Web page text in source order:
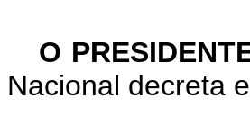
O
Nacional decreta